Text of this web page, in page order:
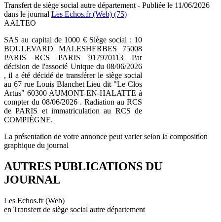
Transfert de siège social autre département - Publiée le 11/06/2026
dans le journal Les Echos.fr (Web) (75)
AALTEO
SAS au capital de 1000 € Siège social : 10
BOULEVARD MALESHERBES 75008
PARIS RCS PARIS 917970113 Par
décision de l'associé Unique du 08/06/2026
, il a été décidé de transférer le siège social
au 67 rue Louis Blanchet Lieu dit "Le Clos
Artus" 60300 AUMONT-EN-HALATTE à
compter du 08/06/2026 . Radiation au RCS
de PARIS et immatriculation au RCS de
COMPIÈGNE.
La présentation de votre annonce peut varier selon la composition
graphique du journal
AUTRES PUBLICATIONS DU
JOURNAL
Les Echos.fr (Web)
en Transfert de siège social autre département